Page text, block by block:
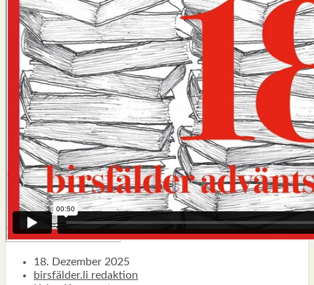
TYPISCH BIRSFÄLDER.LI
MATTIELLO
RUDOLF BUSS­MANN LIEST…
ADVÄNTSKALÄNDER.LI
OSCHTERHÄS.LI
PFINGST­SPATZ
RENÉ REGEN­ASS LIEST…
ECK­HARDS LYRIK­ECKE
IN EIGE­NER SACHE
SO GOOT’S
SPIEL­RE­GELN
DO-IT-YOUR­S­ELF
BIRSFÄLDER.LI-ABO
SHOUT­BOX
18. Dezember 2025
birsfälder.li redaktion